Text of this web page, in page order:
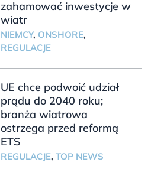
zahamować inwestycje w
wiatr
NIEMCY, ONSHORE,
REGULACJE
UE chce podwoić udział
prądu do 2040 roku;
branża wiatrowa
ostrzega przed reformą
ETS
REGULACJE, TOP NEWS